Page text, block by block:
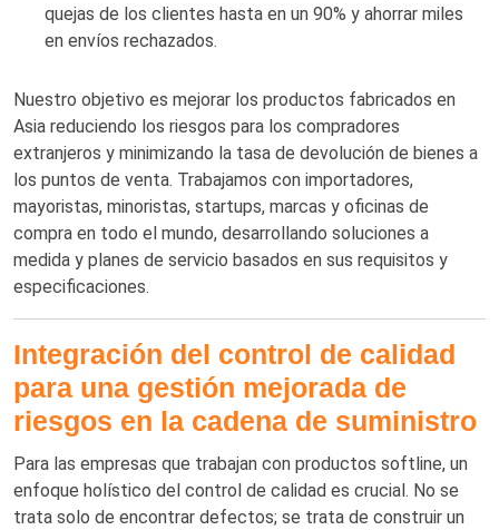
quejas de los clientes hasta en un 90% y ahorrar miles
en envíos rechazados.
Nuestro objetivo es mejorar los productos fabricados en
Asia reduciendo los riesgos para los compradores
extranjeros y minimizando la tasa de devolución de bienes a
los puntos de venta. Trabajamos con importadores,
mayoristas, minoristas, startups, marcas y oficinas de
compra en todo el mundo, desarrollando soluciones a
medida y planes de servicio basados en sus requisitos y
especificaciones.
Integración del control de calidad
para una gestión mejorada de
riesgos en la cadena de suministro
Para las empresas que trabajan con productos softline, un
enfoque holístico del control de calidad es crucial. No se
trata solo de encontrar defectos; se trata de construir un